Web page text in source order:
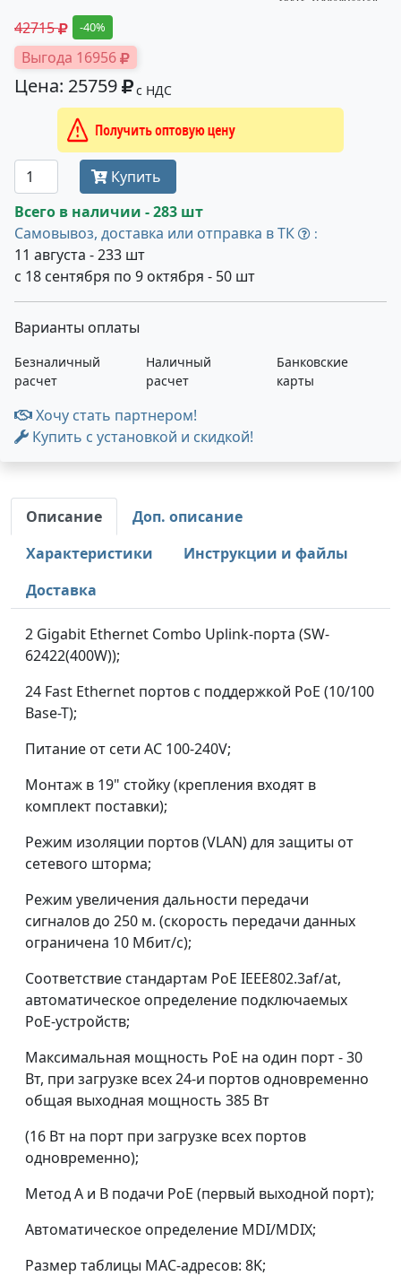
42715 -40%
Выгода 16956
Цена: 25759 с НДС
Получить оптовую цену
Купить
Всего в наличии - 283 шт
Самовывоз, доставка или отправка в ТК
:
11 августа - 233 шт
с 18 сентября по 9 октября - 50 шт
Варианты оплаты
Безналичный
расчет
Наличный
расчет
Банковские
карты
Хочу стать партнером!
Купить с установкой и скидкой!
Описание
Доп. описание
Характеристики
Инструкции и файлы
Доставка
2 Gigabit Ethernet Combo Uplink-порта (SW-
62422(400W));
24 Fast Ethernet портов с поддержкой PoE (10/100
Base-T);
Питание от сети AC 100-240V;
Монтаж в 19" стойку (крепления входят в
комплект поставки);
Режим изоляции портов (VLAN) для защиты от
сетевого шторма;
Режим увеличения дальности передачи
сигналов до 250 м. (скорость передачи данных
ограничена 10 Мбит/с);
Соответствие стандартам PoE IEEE802.3af/at,
автоматическое определение подключаемых
РоЕ-устройств;
Максимальная мощность PoE на один порт - 30
Вт, при загрузке всех 24-и портов одновременно
общая выходная мощность 385 Вт
(16 Вт на порт при загрузке всех портов
одновременно);
Метод А и В подачи PoE (первый выходной порт);
Автоматическое определение MDI/MDIX;
Размер таблицы MAC-адресов: 8K;